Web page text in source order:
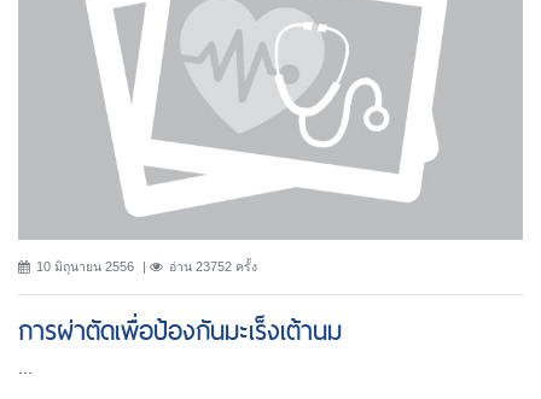
10 มิถุนายน 2556 อ่าน 23752 ครั้ง
การผ่าตัดเพื่อป้องกันมะเร็งเต้านม